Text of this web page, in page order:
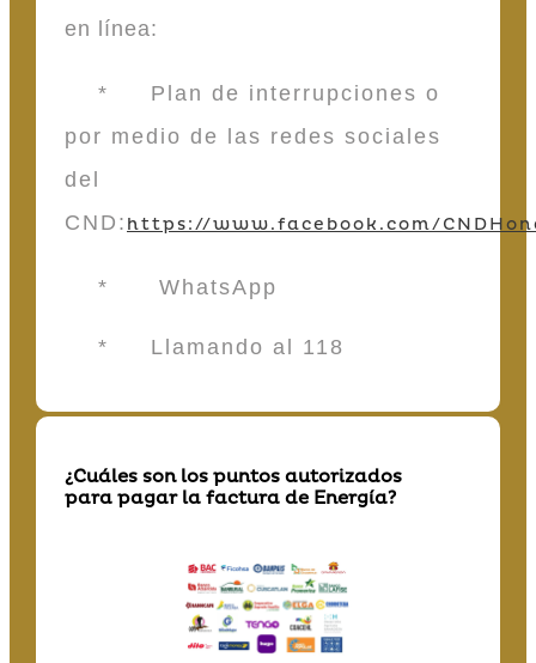
en línea:
* Plan de interrupciones o
por medio de las redes sociales
del
CND: https://www.facebook.com/
* WhatsApp
* Llamando al 118
¿Cuáles son los puntos autorizados
para pagar la factura de Energía?